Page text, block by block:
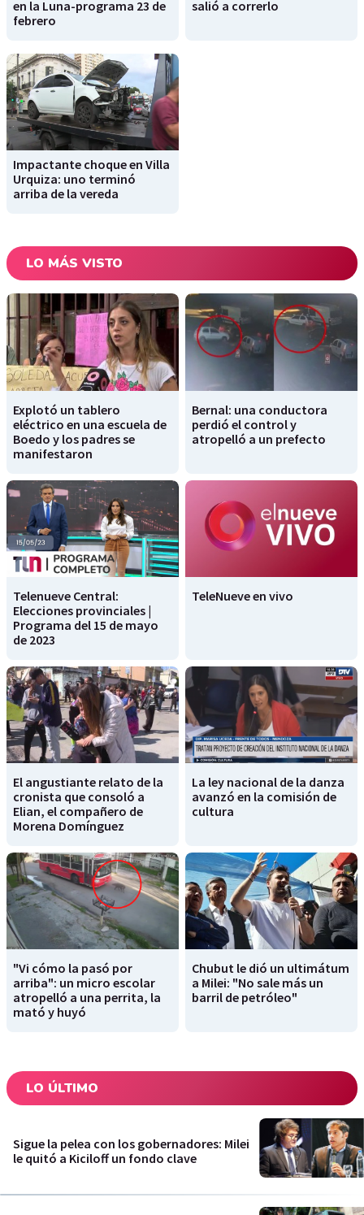
en la Luna-programa 23 de
febrero
salió a correrlo
Impactante choque en Villa
Urquiza: uno terminó
arriba de la vereda
LO MÁS VISTO
Explotó un tablero
eléctrico en una escuela de
Boedo y los padres se
manifestaron
Bernal: una conductora
perdió el control y
atropelló a un prefecto
Telenueve Central:
Elecciones provinciales |
Programa del 15 de mayo
de 2023
TeleNueve en vivo
El angustiante relato de la
cronista que consoló a
Elian, el compañero de
Morena Domínguez
La ley nacional de la danza
avanzó en la comisión de
cultura
"Vi cómo la pasó por
arriba": un micro escolar
atropelló a una perrita, la
mató y huyó
Chubut le dió un ultimátum
a Milei: "No sale más un
barril de petróleo"
LO ÚLTIMO
Sigue la pelea con los gobernadores: Milei
le quitó a Kiciloff un fondo clave